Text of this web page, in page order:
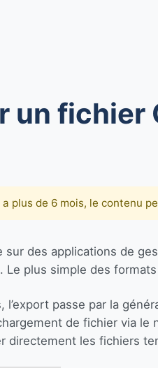
un fichier
plus de 6 mois, le contenu
sur des applications de
Le plus simple des
l’export passe par la
de fichier via
directement les fichiers